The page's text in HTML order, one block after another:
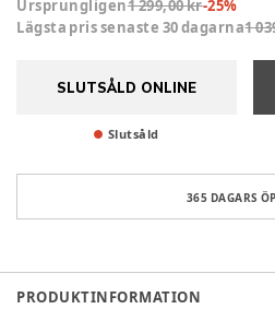
Ursprungligen1 299,00 kr-25%
Lägsta pris senaste 30 dagarna1
SLUTSÅLD ONLINE
Slutsåld
365 DAGARS
PRODUKTINFORMATION